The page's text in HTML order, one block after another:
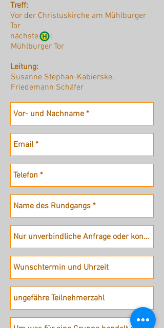
Treff:
Vor der Christuskirche am Mühlburger
Tor
nächste :
Mühlburger Tor
Leitung:
Susanne Stephan-Kabierske,
Friedemann Schäfer